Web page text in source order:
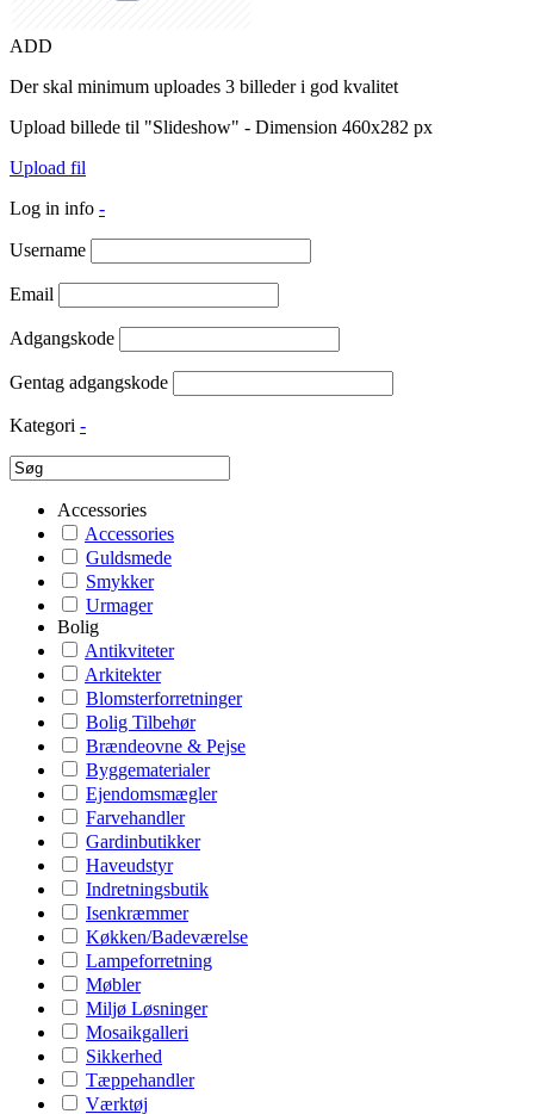
ADD
Der skal minimum uploades 3 billeder i god kvalitet
Upload billede til "Slideshow" - Dimension 460x282 px
Upload fil
Log in info -
Username
Email
Adgangskode
Gentag adgangskode
Kategori -
Accessories
Accessories
Guldsmede
Smykker
Urmager
Bolig
Antikviteter
Arkitekter
Blomsterforretninger
Bolig Tilbehør
Brændeovne & Pejse
Byggematerialer
Ejendomsmægler
Farvehandler
Gardinbutikker
Haveudstyr
Indretningsbutik
Isenkræmmer
Køkken/Badeværelse
Lampeforretning
Møbler
Miljø Løsninger
Mosaikgalleri
Sikkerhed
Tæppehandler
Værktøj